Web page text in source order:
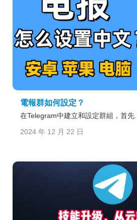
電報群如何設定？
在Telegram中建立和設定群組，首先...
2024 年 12 月 22 日